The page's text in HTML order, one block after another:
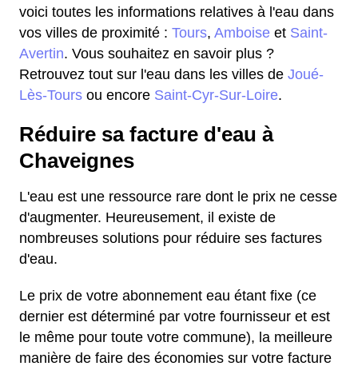
voici toutes les informations relatives à l'eau dans
vos villes de proximité : Tours, Amboise et Saint-
Avertin. Vous souhaitez en savoir plus ?
Retrouvez tout sur l'eau dans les villes de Joué-
Lès-Tours ou encore Saint-Cyr-Sur-Loire.
Réduire sa facture d'eau à
Chaveignes
L'eau est une ressource rare dont le prix ne cesse
d'augmenter. Heureusement, il existe de
nombreuses solutions pour réduire ses factures
d'eau.
Le prix de votre abonnement eau étant fixe (ce
dernier est déterminé par votre fournisseur et est
le même pour toute votre commune), la meilleure
manière de faire des économies sur votre facture